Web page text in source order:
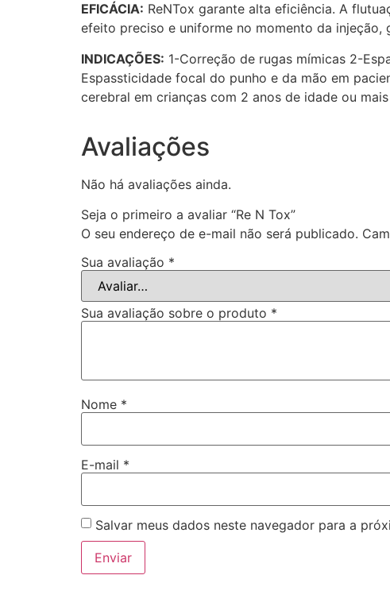
EFICÁCIA: ReNTox garante alta eficiência. A
efeito preciso e uniforme no momento da
INDICAÇÕES: 1-Correção de rugas mímicas 2-
Espassticidade focal do punho e da mão em
cerebral em crianças com 2 anos de idade ou mais
Avaliações
Não há avaliações ainda.
Seja o primeiro a avaliar “Re N Tox”
O seu endereço de e-mail não será publicado.
Sua avaliação *
Sua avaliação sobre o produto *
Nome *
E-mail *
Salvar meus dados neste navegador para a